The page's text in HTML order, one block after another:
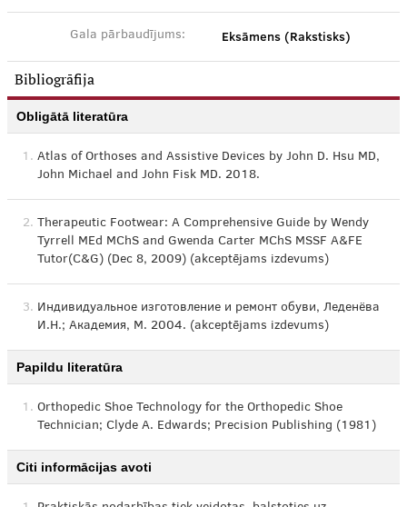
Gala pārbaudījums: Eksāmens (Rakstisks)
Bibliogrāfija
Obligātā literatūra
1. Atlas of Orthoses and Assistive Devices by John D. Hsu MD,
John Michael and John Fisk MD. 2018.
2. Therapeutic Footwear: A Comprehensive Guide by Wendy
Tyrrell MEd MChS and Gwenda Carter MChS MSSF A&FE
Tutor(C&G) (Dec 8, 2009) (akceptējams izdevums)
3. Индивидуальное изготовление и ремонт обуви, Леденёва
И.Н.; Академия, М. 2004. (akceptējams izdevums)
Papildu literatūra
1. Orthopedic Shoe Technology for the Orthopedic Shoe
Technician; Clyde A. Edwards; Precision Publishing (1981)
Citi informācijas avoti